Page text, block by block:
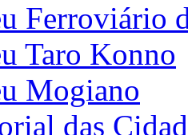
Ferroviário
Taro Konno
Mogiano
das